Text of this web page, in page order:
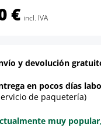
€ incl. IVA
y devolución
en pocos días
de paquetería)
muy